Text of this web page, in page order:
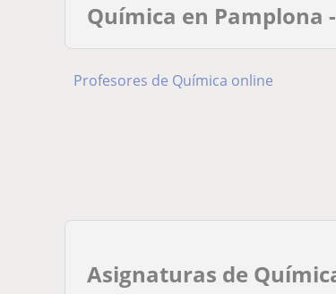
Química en Pamplona
Profesores de Química online
Asignaturas de